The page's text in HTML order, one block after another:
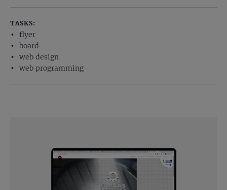
TASKS:
flyer
board
web design
web programming